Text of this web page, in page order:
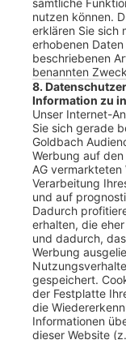
sämtliche
nutzen können.
erklären Sie sich
erhobenen
beschriebenen
benannten
8.
Information zu
Unser Internet-
Sie sich gerade
Goldbach
Werbung auf
AG
Verarbeitung
und auf
Dadurch
erhalten, die
und dadurch,
Werbung
gespeichert.
der Festplatte
die
Informationen
dieser Website